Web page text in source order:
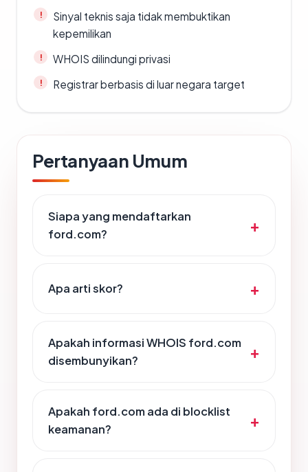
Sinyal teknis saja tidak membuktikan
kepemilikan
WHOIS dilindungi privasi
Registrar berbasis di luar negara target
Pertanyaan Umum
Siapa yang mendaftarkan
ford.com?
Apa arti skor?
Apakah informasi WHOIS ford.com
disembunyikan?
Apakah ford.com ada di blocklist
keamanan?